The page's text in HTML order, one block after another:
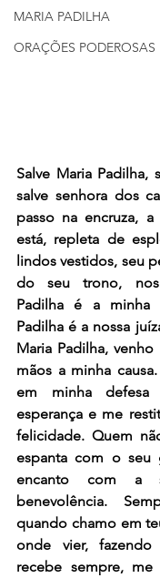
MARIA PADILHA
ORAÇÕES PODEROSAS
Salve Maria Padilha,
salve senhora dos
passo na encruza,
está, repleta de
lindos vestidos, seu
do seu trono, nos
Padilha é a minha
Padilha é a nossa
Maria Padilha,
mãos a minha
em minha
esperança e me
felicidade. Quem
espanta com o seu
encanto com a
benevolência.
quando chamo em
onde vier,
recebe sempre,